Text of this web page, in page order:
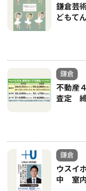
鎌倉芸
どもて
鎌倉
不動産
査定 締
鎌倉
ウスイ
中 室内